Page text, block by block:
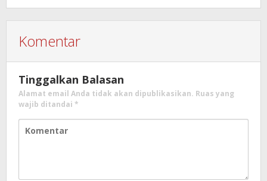
Komentar
Tinggalkan Balasan
Alamat email Anda tidak akan dipublikasikan. Ruas yang
wajib ditandai *